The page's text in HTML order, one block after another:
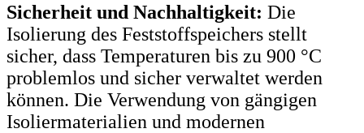
Sicherheit und Nachhaltigkeit: Die
Isolierung des Feststoffspeichers stellt
sicher, dass Temperaturen bis zu 900 °C
problemlos und sicher verwaltet werden
können. Die Verwendung von gängigen
Isoliermaterialien und modernen